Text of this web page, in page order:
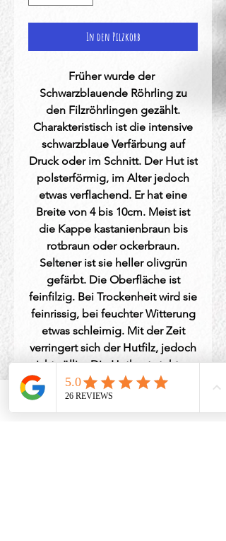
In den Pilzkorb
Früher wurde der
Schwarzblauende Röhrling zu
den Filzröhrlingen gezählt.
Charakteristisch ist die intensive
schwarzblaue Verfärbung auf
Druck oder im Schnitt. Der Hut ist
polsterförmig, im Alter jedoch
etwas verflachend. Er hat eine
Breite von 4 bis 10cm. Meist ist
die Kappe kastanienbraun bis
rotbraun oder ockerbraun.
Seltener ist sie heller olivgrün
gefärbt. Die Oberfläche ist
feinfilzig. Bei Trockenheit wird sie
feinrissig, bei feuchter Witterung
etwas schleimig. Mit der Zeit
verringert sich der Hutfilz, jedoch
nicht völlig. Die Huthaut steht am
Rand bisweilen etwas über und ist
oft verklebt mit trockenem Laub
und Gräsern.